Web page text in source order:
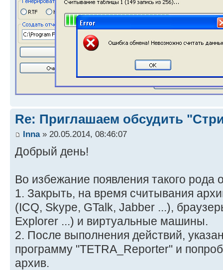
Re: Приглашаем обсудить
Inna» 20.05.2014, 08:46:07
Добрый день!
Во избежание появления такого
1. Закрыть, на время считывания
(ICQ, Skype, GTalk, Jabber ...),
Explorer ...) и виртуальные машины.
2. После выполнения действий,
программу "TETRA_Reporter" и
архив.